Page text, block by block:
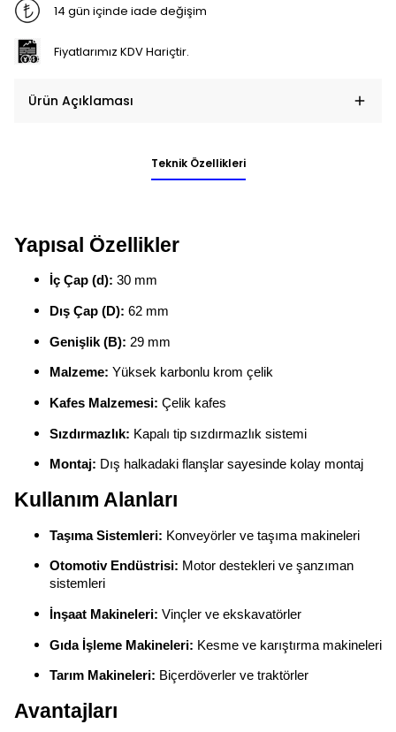
14 gün içinde iade değişim
Fiyatlarımız KDV Hariçtir.
Ürün Açıklaması
Teknik Özellikleri
Yapısal Özellikler
İç Çap (d): 30 mm
Dış Çap (D): 62 mm
Genişlik (B): 29 mm
Malzeme: Yüksek karbonlu krom çelik
Kafes Malzemesi: Çelik kafes
Sızdırmazlık: Kapalı tip sızdırmazlık sistemi
Montaj: Dış halkadaki flanşlar sayesinde kolay montaj
Kullanım Alanları
Taşıma Sistemleri: Konveyörler ve taşıma makineleri
Otomotiv Endüstrisi: Motor destekleri ve şanzıman
sistemleri
İnşaat Makineleri: Vinçler ve ekskavatörler
Gıda İşleme Makineleri: Kesme ve karıştırma makineleri
Tarım Makineleri: Biçerdöverler ve traktörler
Avantajları